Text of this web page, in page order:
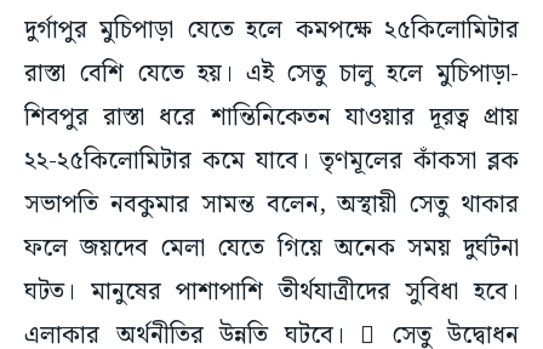
দুর্গাপুর মুচিপাড়া যেতে হলে কমপক্ষে ২৫কিলোমিটার
রাস্তা বেশি যেতে হয়। এই সেতু চালু হলে মুচিপাড়া-
শিবপুর রাস্তা ধরে শান্তিনিকেতন যাওয়ার দূরত্ব প্রায়
২২-২৫কিলোমিটার কমে যাবে। তৃণমূলের কাঁকসা ব্লক
সভাপতি নবকুমার সামন্ত বলেন, অস্থায়ী সেতু থাকার
ফলে জয়দেব মেলা যেতে গিয়ে অনেক সময় দুর্ঘটনা
ঘটত। মানুষের পাশাপাশি তীর্থযাত্রীদের সুবিধা হবে।
এলাকার অর্থনীতির উন্নতি ঘটবে।  সেতু উদ্বোধন